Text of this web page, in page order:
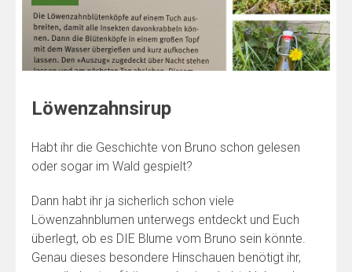
Löwenzahnsirup
Habt ihr die Geschichte von Bruno schon gelesen
oder sogar im Wald gespielt?
Dann habt ihr ja sicherlich schon viele
Löwenzahnblumen unterwegs entdeckt und Euch
überlegt, ob es DIE Blume vom Bruno sein könnte.
Genau dieses besondere Hinschauen benötigt ihr,